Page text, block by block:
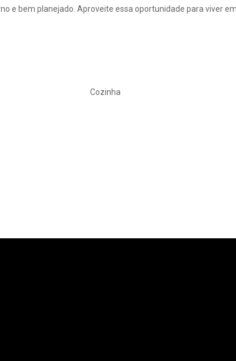
e bem planejado. Aproveite essa oportunidade para viver em
Cozinha